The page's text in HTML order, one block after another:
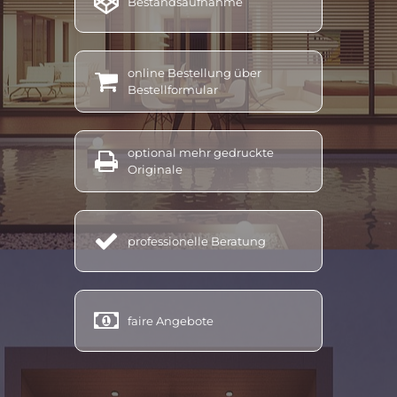
energieausweis kennzahlen, energieausweis kosten berechnen, energieausweis lesen, energieausweis linz,
energieausweis land oö, energieausweis machen lassen, energieausweis miete, energieausweis
mehrfamilienhaus, energieausweis mischgebäude, energieausweis neubau, energieausweis notwendig,
energieausweis nach sanierung, energieausweis nichtwohngebäude, energieausweis neu, energieausweis
neubau werte, energieausweis oö aussteller, energieausweis oö, energieausweis oberösterreich, energieausweis
online erstellen österreich, energieausweis oberösterreich förderung, energieausweis online testsieger,
energieausweis oö kosten, energieausweis reihenhaus, energieausweis sofort, energieausweis u wert,
energieausweis umbau, energieausweis vorlage gesetz, energieausweis verpflichtend, energieausweis
vereinfachtes verfahren, energieausweis verkauf, energieausweis vorlage gesetz österreich, energieausweis
vöcklabruck, energieausweis verlängern, energieausweis werte, energieausweis wohnung kosten,
energieausweis wohnungskauf, energieausweis wo beantragen, energieausweis Altmünster, energieausweis
Bad Ischl, energieausweis Ebensee, energieausweis Grünau, energieausweis Gschwandt, energieausweis
Kirchham, energieausweis Laakirchen, energ ieausweis Ohlsdorf, energieausweis Pinsdorf, energieausweis
energieausweis Redlham, energieausweis Regau, energieausweis Rüstorf, energieausweis St. Georgen,
energieausweis Schörfling, energieausweis Schwanenstadt, energieausweis Seewalchen, energieausweis
Timelkam
energieberatung fenstertausch, energieberatung heizungstausch, energieberatung heizungstausch oö,

online Bestellung über
Bestellformular

optional mehr gedruckte
Originale
 professionelle Beratung
 faire Angebote